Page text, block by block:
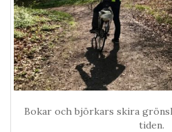
Bokar och björkars skira
tiden.